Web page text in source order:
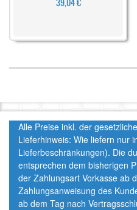
Alle Preise inkl. der
Lieferhinweis: Wie liefern nur
Lieferbeschränkungen). Die
entsprechen dem bisherigen
der Zahlungsart Vorkasse ab
Zahlungsanweisung des
ab dem Tag nach